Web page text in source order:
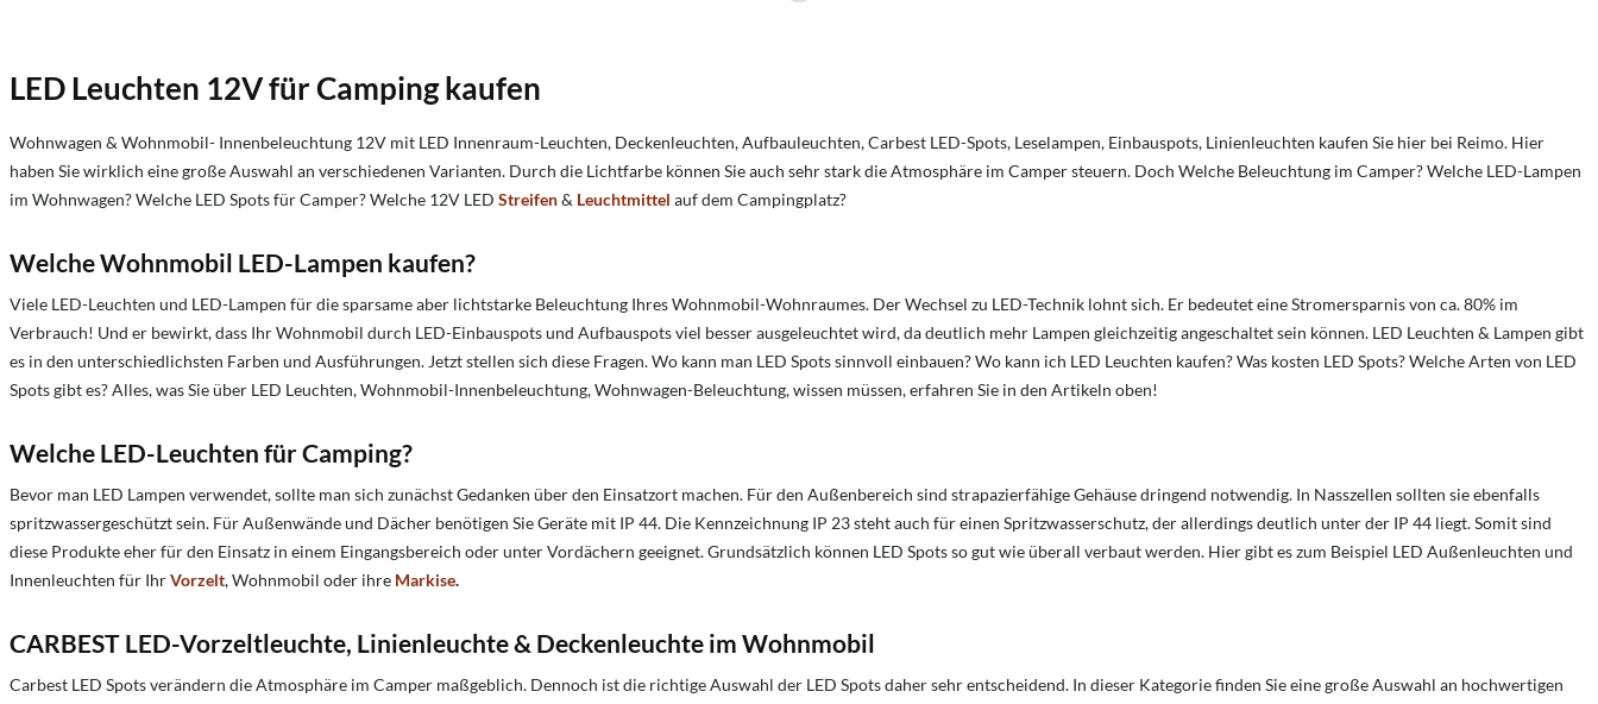
LED Leuchten 12V für Camping kaufen
Wohnwagen & Wohnmobil- Innenbeleuchtung 12V mit LED Innenraum-Leuchten, Deckenleuchten, Aufbauleuchten, Carbest LED-Spots, Leselampen, Einbauspots, Linienleuchten kaufen Sie hier bei Reimo. Hier
haben Sie wirklich eine große Auswahl an verschiedenen Varianten. Durch die Lichtfarbe können Sie auch sehr stark die Atmosphäre im Camper steuern. Doch Welche Beleuchtung im Camper?Welche LED-Lampen
im Wohnwagen?Welche LED Spots für Camper? Welche 12V LED Streifen& Leuchtmittel auf dem Campingplatz?
Welche Wohnmobil LED-Lampen kaufen?
Viele LED-Leuchten und LED-Lampen für die sparsame aber lichtstarke Beleuchtung Ihres Wohnmobil-Wohnraumes. Der Wechsel zu LED-Technik lohnt sich. Er bedeutet eine Stromersparnis von ca. 80% im
Verbrauch! Und er bewirkt, dass Ihr Wohnmobil durch LED-Einbauspots und Aufbauspots viel besser ausgeleuchtet wird, da deutlich mehr Lampen gleichzeitig angeschaltet sein können. LED Leuchten & Lampen gibt
es in den unterschiedlichsten Farben und Ausführungen. Jetzt stellen sich diese Fragen.Wo kann man LED Spots sinnvoll einbauen?Wo kann ich LED Leuchten kaufen?Was kosten LED Spots?Welche Arten von LED
Spots gibt es? Alles, was Sie über LED Leuchten, Wohnmobil-Innenbeleuchtung, Wohnwagen-Beleuchtung, wissen müssen, erfahren Sie in den Artikeln oben!
Welche LED-Leuchten für Camping?
Bevor man LED Lampen verwendet, sollte man sich zunächst Gedanken über den Einsatzort machen. Für den Außenbereich sind strapazierfähige Gehäuse dringend notwendig. In Nasszellen sollten sie ebenfalls
spritzwassergeschützt sein. Für Außenwände und Dächer benötigen Sie Geräte mit IP 44. Die Kennzeichnung IP 23 steht auch für einen Spritzwasserschutz, der allerdings deutlich unter der IP 44 liegt. Somit sind
diese Produkte eher für den Einsatz in einem Eingangsbereich oder unter Vordächern geeignet. Grundsätzlich können LED Spots so gut wie überall verbaut werden. Hier gibt es zum Beispiel LED Außenleuchten und
Innenleuchten für IhrVorzelt, Wohnmobil oder ihre Markise.
CARBEST LED-Vorzeltleuchte, Linienleuchte & Deckenleuchte im Wohnmobil
Carbest LED Spots verändern die Atmosphäre im Camper maßgeblich. Dennoch ist die richtige Auswahl der LED Spots daher sehr entscheidend. In dieser Kategorie finden Sie eine große Auswahl an hochwertigen